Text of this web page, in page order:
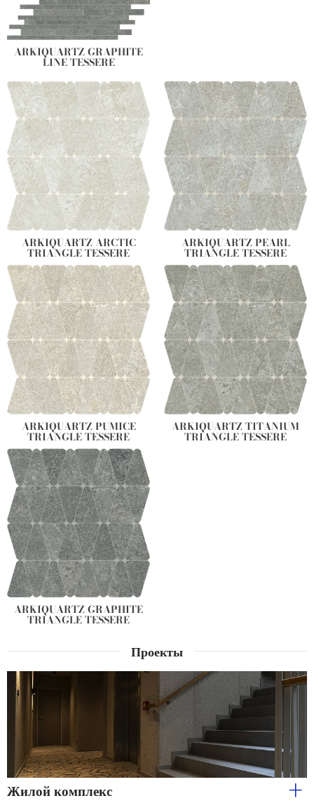
ARKIQUARTZ GRAPHITE
LINE TESSERE
ARKIQUARTZ ARCTIC
TRIANGLE TESSERE
ARKIQUARTZ PEARL
TRIANGLE TESSERE
ARKIQUARTZ PUMICE
TRIANGLE TESSERE
ARKIQUARTZ TITANIUM
TRIANGLE TESSERE
ARKIQUARTZ GRAPHITE
TRIANGLE TESSERE
Проекты
Жилой комплекс